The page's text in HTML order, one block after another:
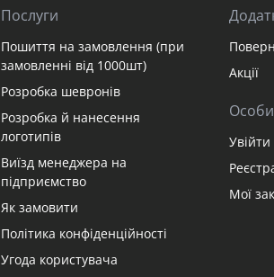
Послуги
Пошиття на замовлення (при
замовленні від 1000шт)
Розробка шевронів
Розробка й нанесення
логотипів
Виїзд менеджера на
підприємство
Як замовити
Політика конфіденційності
Угода користувача
Акції
Увійти
Мої